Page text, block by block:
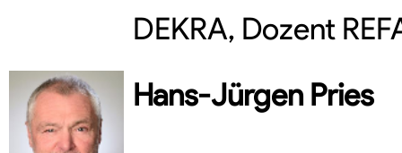
DEKRA, Dozent
Hans-Jürgen Pries